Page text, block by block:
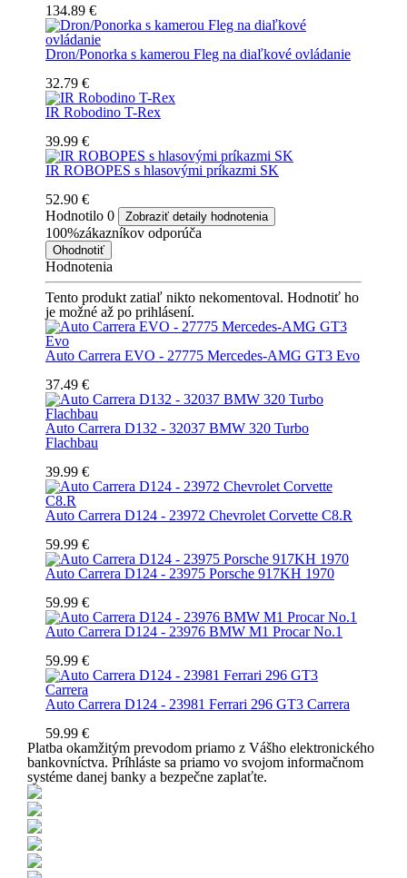
134.89 €
Dron/Ponorka s kamerou Fleg na diaľkové ovládanie
32.79 €
IR Robodino T-Rex
39.99 €
IR ROBOPES s hlasovými príkazmi SK
52.90 €
Hodnotilo 0 Zobraziť detaily hodnotenia
100%zákazníkov odporúča
Ohodnotiť
Hodnotenia
Tento produkt zatiaľ nikto nekomentoval. Hodnotiť ho
je možné až po prihlásení.
Auto Carrera EVO - 27775 Mercedes-AMG GT3 Evo
37.49 €
Auto Carrera D132 - 32037 BMW 320 Turbo
Flachbau
39.99 €
Auto Carrera D124 - 23972 Chevrolet Corvette C8.R
59.99 €
Auto Carrera D124 - 23975 Porsche 917KH 1970
59.99 €
Auto Carrera D124 - 23976 BMW M1 Procar No.1
59.99 €
Auto Carrera D124 - 23981 Ferrari 296 GT3 Carrera
59.99 €
Platba okamžitým prevodom priamo z Vášho elektronického
bankovníctva. Príhláste sa priamo vo svojom informačnom
systéme danej banky a bezpečne zaplaťte.